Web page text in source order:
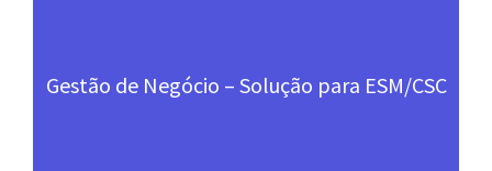
Gestão de Negócio – Solução para ESM/CSC